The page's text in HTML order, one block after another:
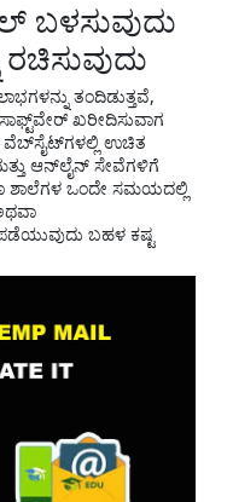
ಬಳಸುವುದು
ತಂದಿಡುತ್ತವೆ,
ಖರೀದಿಸುವಾಗ
ವೆಬ್‌ಸೈಟ್‌ಗಳಲ್ಲಿ ಉಚಿತ
ಆನ್‌ಲೈನ್ ಸೇವೆಗಳಿಗೆ
ಶಾಲೆಗಳ ಒಂದೇ ಸಮಯದಲ್ಲಿ
ಬಹಳ ಕಷ್ಟ